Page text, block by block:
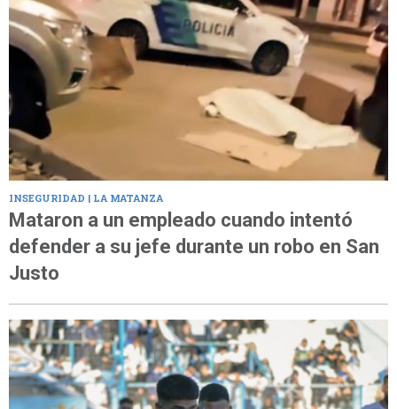
INSEGURIDAD | LA MATANZA
Mataron a un empleado cuando intentó
defender a su jefe durante un robo en San
Justo